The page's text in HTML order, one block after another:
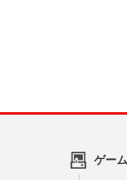
ゲー